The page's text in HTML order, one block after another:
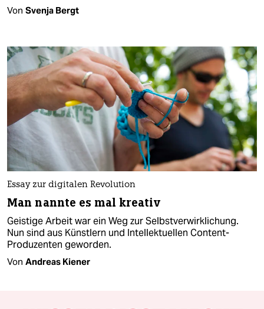
Von Svenja Bergt
Essay zur digitalen Revolution
Man nannte es mal kreativ
Geistige Arbeit war ein Weg zur Selbstverwirklichung.
Nun sind aus Künstlern und Intellektuellen Content-
Produzenten geworden.
Von Andreas Kiener